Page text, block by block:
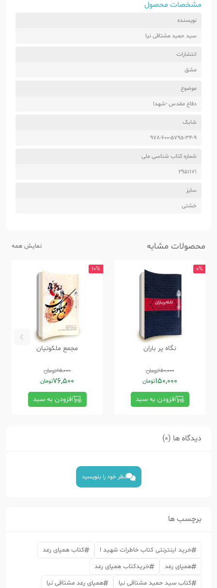
مشخصات محصول
نویسنده
سید حمید مشتاقی نیا
انتشارات
مشق
موضوع
دفاع مقدس -شهدا
شابک
978-600-5795-34-9
شماره کتاب شناسی ملی
2951171
سایز
خشتی
محصولات مشابه نمایش همه
0%
نگاه پر باران
150,000تومان
150,000تومان
افزودن به سبد
10%
مجمع ملکوتیان
85,000تومان
76,500تومان
افزودن به سبد
دیدگاه ها (0)
نظر خود را بنویسید
برچسب ها
خرید اینترنتی کتاب خاطرات شهید ا
کتاب همپای رعد
همپای رعد
خریدکتاب همپای رعد
کتاب سید حمید مشتاقی نیا
همپای رعد مشتاقی نیا